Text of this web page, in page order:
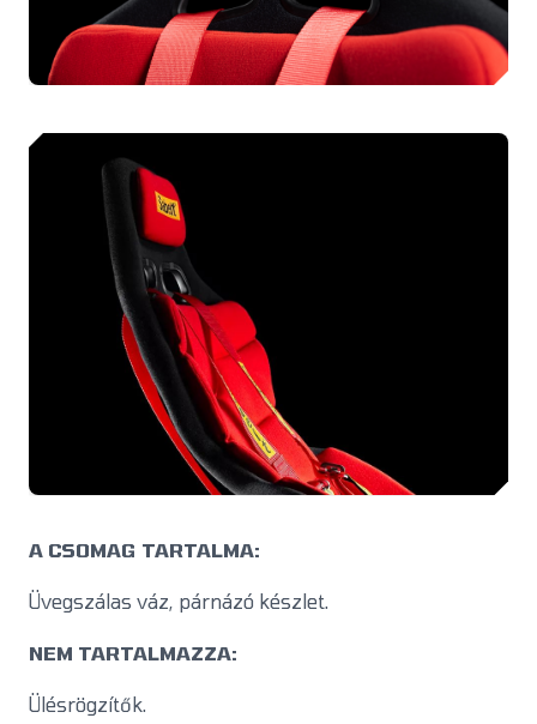
A CSOMAG TARTALMA:
Üvegszálas váz, párnázó készlet.
NEM TARTALMAZZA:
Ülésrögzítők.